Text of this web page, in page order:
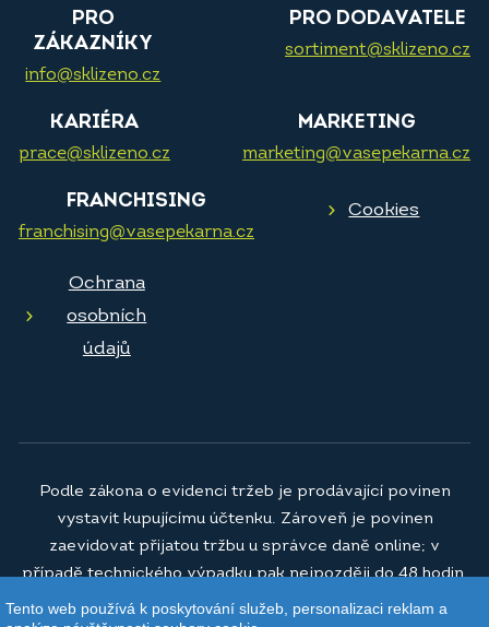
PRO
ZÁKAZNÍKY
info@sklizeno.cz
PRO DODAVATELE
sortiment@sklizeno.cz
KARIÉRA
prace@sklizeno.cz
MARKETING
marketing@vasepekarna.cz
FRANCHISING
franchising@vasepekarna.cz
Cookies
Ochrana
osobních
údajů
© 2026Vaše pekárna a.s.
Podle zákona o evidenci tržeb je prodávající povinen
vystavit kupujícímu účtenku. Zároveň je povinen
zaevidovat přijatou tržbu u správce daně online; v
případě technického výpadku pak nejpozději do 48 hodin.
Tento web používá k poskytování služeb, personalizaci reklam a